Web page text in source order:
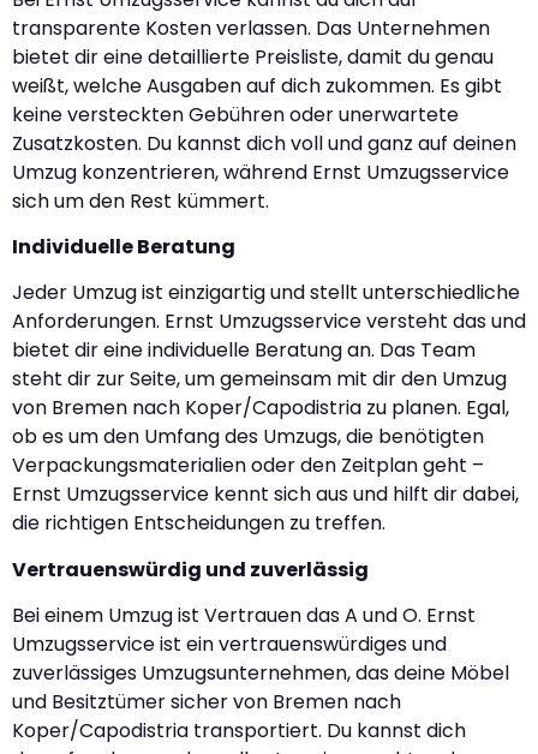
transparente Kosten verlassen. Das Unternehmen
bietet dir eine detaillierte Preisliste, damit du genau
weißt, welche Ausgaben auf dich zukommen. Es gibt
keine versteckten Gebühren oder unerwartete
Zusatzkosten. Du kannst dich voll und ganz auf deinen
Umzug konzentrieren, während Ernst Umzugsservice
sich um den Rest kümmert.
Individuelle Beratung
Jeder Umzug ist einzigartig und stellt unterschiedliche
Anforderungen. Ernst Umzugsservice versteht das und
bietet dir eine individuelle Beratung an. Das Team
steht dir zur Seite, um gemeinsam mit dir den Umzug
von Bremen nach Koper/Capodistria zu planen. Egal,
ob es um den Umfang des Umzugs, die benötigten
Verpackungsmaterialien oder den Zeitplan geht –
Ernst Umzugsservice kennt sich aus und hilft dir dabei,
die richtigen Entscheidungen zu treffen.
Vertrauenswürdig und zuverlässig
Bei einem Umzug ist Vertrauen das A und O. Ernst
Umzugsservice ist ein vertrauenswürdiges und
zuverlässiges Umzugsunternehmen, das deine Möbel
und Besitztümer sicher von Bremen nach
Koper/Capodistria transportiert. Du kannst dich